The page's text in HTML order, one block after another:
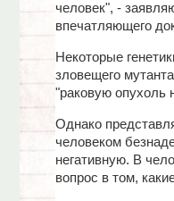
человек", -
впечатляющего
Некоторые
зловещего
"раковую опухоль
Однако
человеком
негативную. В
вопрос в том,